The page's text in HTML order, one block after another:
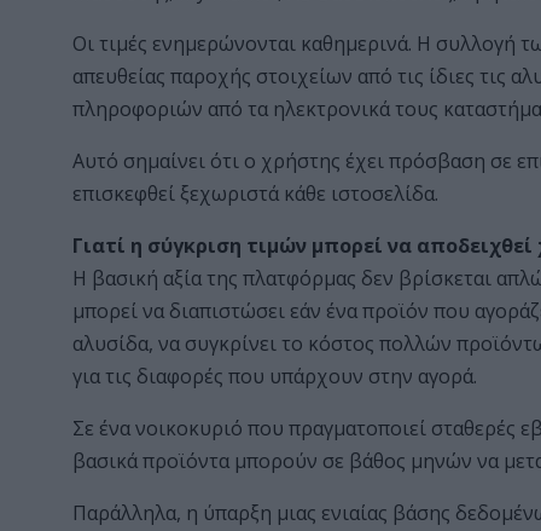
Οι τιμές ενημερώνονται καθημερινά. Η συλλογή
απευθείας παροχής στοιχείων από τις ίδιες τις
πληροφοριών από τα ηλεκτρονικά τους
Αυτό σημαίνει ότι ο χρήστης έχει πρόσβαση σε
επισκεφθεί ξεχωριστά κάθε ιστοσελίδα.
Γιατί η σύγκριση τιμών μπορεί να αποδειχθεί
Η βασική αξία της πλατφόρμας δεν βρίσκεται
μπορεί να διαπιστώσει εάν ένα προϊόν που
αλυσίδα, να συγκρίνει το κόστος πολλών
για τις διαφορές που υπάρχουν στην αγορά.
Σε ένα νοικοκυριό που πραγματοποιεί σταθερές
βασικά προϊόντα μπορούν σε βάθος μηνών να
Παράλληλα, η ύπαρξη μιας ενιαίας βάσης